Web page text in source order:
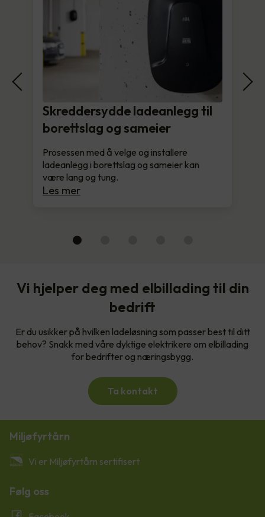
Skreddersydde ladeanlegg til
borettslag og sameier
Prosessen med å velge og installere
ladeanlegg i borettslag og sameier kan
være lang og tung.
Les mer
Vi hjelper deg med elbillading til din
bedrift
Er du usikker på hvilken ladeløsning som passer best til ditt
behov? Snakk med våre dyktige elektrikere om elbillading
for bedrifter og næringsbygg.
Ta kontakt
Miljøfyrtårn
Vi er Miljøfyrtårn sertifisert
Følg oss